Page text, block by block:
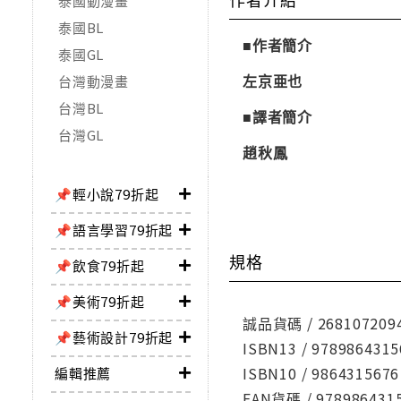
泰國BL
泰國GL
台灣動漫畫
台灣BL
台灣GL
📌輕小說79折起
📌語言學習79折起
📌飲食79折起
📌美術79折起
📌藝術設計79折起
編輯推薦
■作者簡介
左京亜也
■譯者簡介
趙秋鳳
規格
誠品貨碼 /
ISBN13 /
ISBN10 / 9864315676